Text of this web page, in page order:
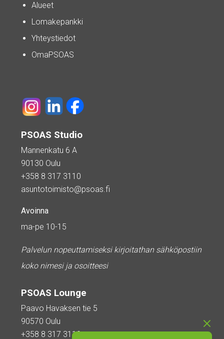
Alueet
Lomakepankki
Yhteystiedot
OmaPSOAS
PSOAS Studio
Mannenkatu 6 A
90130 Oulu
+358 8 317 3110
asuntotoimisto@psoas.fi
Avoinna
ma-pe 10-15
Palvelun nopeuttamiseksi kirjoitathan sähköpostiin
koko nimesi ja osoitteesi
PSOAS Lounge
Paavo Havaksen tie 5
90570 Oulu
+358 8 317 3110